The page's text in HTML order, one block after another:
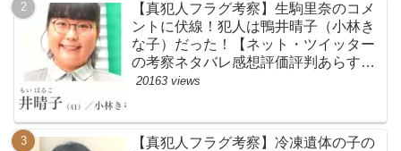
【真犯人フラグ考察】生駒里奈のコメ
ントに伏線！犯人は鴨井晴子（小林き
な子）だった！【ネット・ツイッター
の考察ネタバレ感想評価評判あらすじ
原作犯人キャスト黒幕伏線まとめ・鴨
20163 views
【真犯人フラグ考察】冷凍遺体の子の